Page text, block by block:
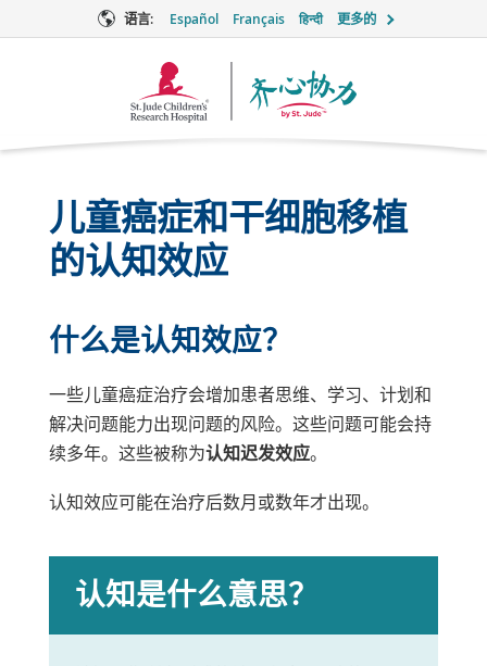
语言: Español Français हिन्दी 更多的
Together
儿童癌症和干细胞移植
的认知效应
什么是认知效应？
一些儿童癌症治疗会增加患者思维、学习、计划和
解决问题能力出现问题的风险。这些问题可能会持
续多年。这些被称为认知迟发效应。
认知效应可能在治疗后数月或数年才出现。
认知是什么意思？